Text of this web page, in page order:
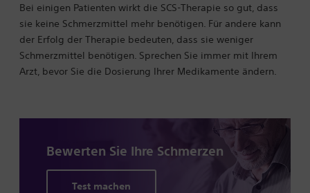
Bei einigen Patienten wirkt die SCS-Therapie so gut, dass
sie keine Schmerzmittel mehr benötigen. Für andere kann
der Erfolg der Therapie bedeuten, dass sie weniger
Schmerzmittel benötigen. Sprechen Sie immer mit Ihrem
Arzt, bevor Sie die Dosierung Ihrer Medikamente ändern.
Bewerten Sie Ihre Schmerzen
Test machen